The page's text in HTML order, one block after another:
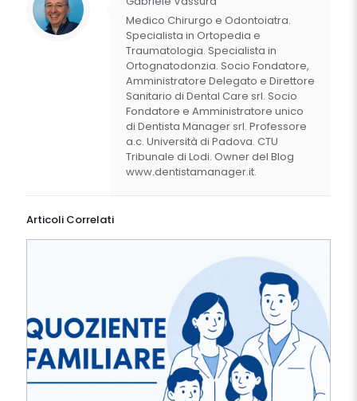
Medico Chirurgo e Odontoiatra.
Specialista in Ortopedia e
Traumatologia. Specialista in
Ortognatodonzia. Socio Fondatore,
Amministratore Delegato e Direttore
Sanitario di Dental Care srl. Socio
Fondatore e Amministratore unico
di Dentista Manager srl. Professore
a.c. Università di Padova. CTU
Tribunale di Lodi. Owner del Blog
www.dentistamanager.it.
Articoli Correlati